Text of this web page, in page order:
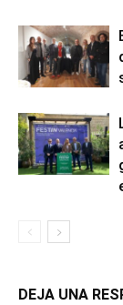
DEJA UNA